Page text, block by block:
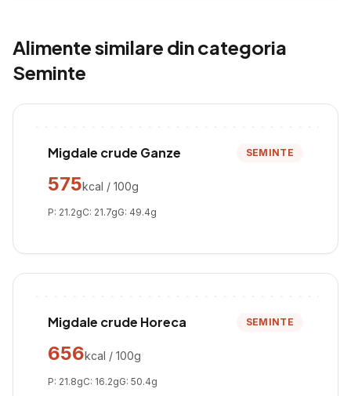
Alimente similare din categoria
Seminte
Migdale crude Ganze SEMINTE
575kcal / 100g
P: 21.2gC: 21.7gG: 49.4g
Migdale crude Horeca SEMINTE
656kcal / 100g
P: 21.8gC: 16.2gG: 50.4g